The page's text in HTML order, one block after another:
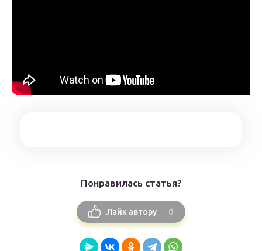
Понравилась статья?
Лайк автору 0